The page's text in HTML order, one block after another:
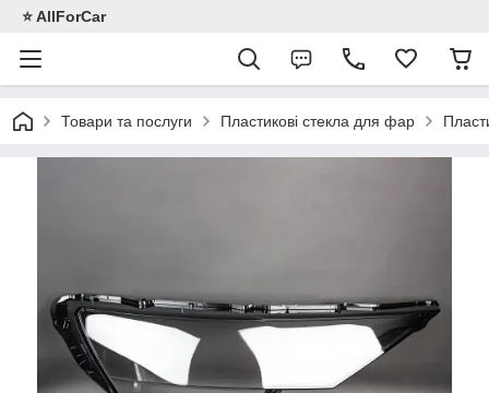
⭐️ AllForCar
Товари та послуги Пластикові стекла для фар